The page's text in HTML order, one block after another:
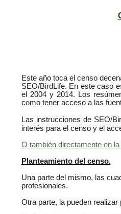
Este año toca el censo
SEO/BirdLife. En este caso
el 2004 y 2014. Los
como tener acceso a las
Las instrucciones de SEO/
interés para el censo y el
O también directamente en
Planteamiento del censo.
Una parte del mismo, las
profesionales.
Otra parte, la pueden